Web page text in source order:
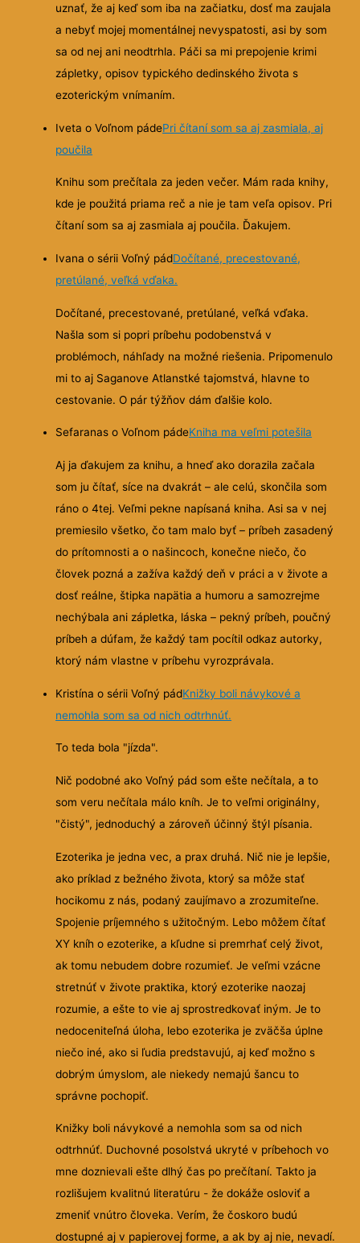
uznať, že aj keď som iba na začiatku, dosť ma zaujala
a nebyť mojej momentálnej nevyspatosti, asi by som
sa od nej ani neodtrhla. Páči sa mi prepojenie krimi
zápletky, opisov typického dedinského života s
ezoterickým vnímaním.
Iveta o Voľnom pádePri čítaní som sa aj zasmiala, aj
poučila
Knihu som prečítala za jeden večer. Mám rada knihy,
kde je použitá priama reč a nie je tam veľa opisov. Pri
čítaní som sa aj zasmiala aj poučila. Ďakujem.
Ivana o sérii Voľný pádDočítané, precestované,
pretúlané, veľká vďaka.
Dočítané, precestované, pretúlané, veľká vďaka.
Našla som si popri príbehu podobenstvá v
problémoch, náhľady na možné riešenia. Pripomenulo
mi to aj Saganove Atlanstké tajomstvá, hlavne to
cestovanie. O pár týžňov dám ďalšie kolo.
Sefaranas o Voľnom pádeKniha ma veľmi potešila
Aj ja ďakujem za knihu, a hneď ako dorazila začala
som ju čítať, síce na dvakrát – ale celú, skončila som
ráno o 4tej. Veľmi pekne napísaná kniha. Asi sa v nej
premiesilo všetko, čo tam malo byť – príbeh zasadený
do prítomnosti a o našincoch, konečne niečo, čo
človek pozná a zažíva každý deň v práci a v živote a
dosť reálne, štipka napätia a humoru a samozrejme
nechýbala ani zápletka, láska – pekný príbeh, poučný
príbeh a dúfam, že každý tam pocítil odkaz autorky,
ktorý nám vlastne v príbehu vyrozprávala.
Kristína o sérii Voľný pádKnižky boli návykové a
nemohla som sa od nich odtrhnúť.
To teda bola "jízda".
Nič podobné ako Voľný pád som ešte nečítala, a to
som veru nečítala málo kníh. Je to veľmi originálny,
"čistý", jednoduchý a zároveň účinný štýl písania.
Ezoterika je jedna vec, a prax druhá. Nič nie je lepšie,
ako príklad z bežného života, ktorý sa môže stať
hocikomu z nás, podaný zaujímavo a zrozumiteľne.
Spojenie príjemného s užitočným. Lebo môžem čítať
XY kníh o ezoterike, a kľudne si premrhať celý život,
ak tomu nebudem dobre rozumieť. Je veľmi vzácne
stretnúť v živote praktika, ktorý ezoterike naozaj
rozumie, a ešte to vie aj sprostredkovať iným. Je to
nedoceniteľná úloha, lebo ezoterika je zväčša úplne
niečo iné, ako si ľudia predstavujú, aj keď možno s
dobrým úmyslom, ale niekedy nemajú šancu to
správne pochopiť.
Knižky boli návykové a nemohla som sa od nich
odtrhnúť. Duchovné posolstvá ukryté v príbehoch vo
mne doznievali ešte dlhý čas po prečítaní. Takto ja
rozlišujem kvalitnú literatúru - že dokáže osloviť a
zmeniť vnútro človeka. Verím, že čoskoro budú
dostupné aj v papierovej forme, a ak by aj nie, nevadí.